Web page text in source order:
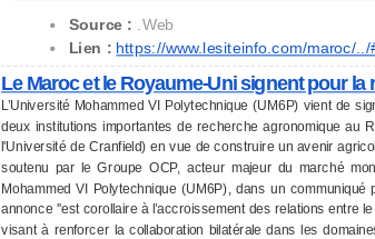
Source : .Web
Lien : https://www.lesiteinfo.com/maroc/../
Le Maroc et le Royaume-Uni signent pour
L’Université Mohammed VI Polytechnique (UM6P) vient de
deux institutions importantes de recherche agronomique au
l'Université de Cranfield) en vue de construire un avenir
soutenu par le Groupe OCP, acteur majeur du marché
Mohammed VI Polytechnique (UM6P), dans un
annonce ''est corollaire à l’accroissement des relations entre
visant à renforcer la collaboration bilatérale dans les